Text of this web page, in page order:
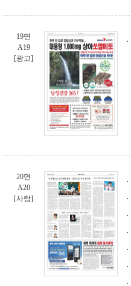
19면
A19
[광고]
20면
A20
[사람]